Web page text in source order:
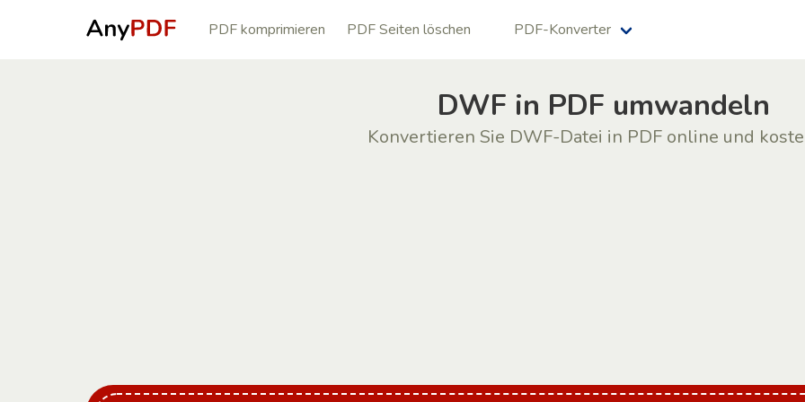
PDF komprimieren PDF Seiten löschen PDF-Konverter
DWF in PDF umwandeln
Konvertieren Sie DWF-Datei in PDF online und